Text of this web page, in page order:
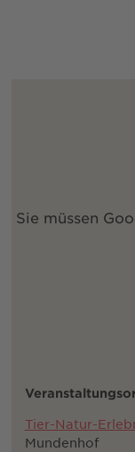
Sie müssen
Tier-Natur-
Mundenhof